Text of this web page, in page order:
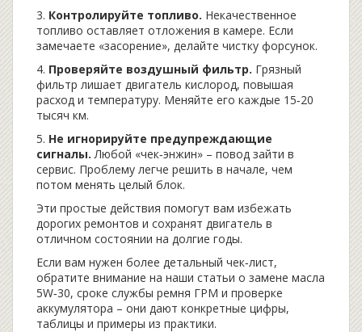
3. Контролируйте топливо. Некачественное
топливо оставляет отложения в камере. Если
замечаете «засорение», делайте чистку форсунок.
4. Проверяйте воздушный фильтр. Грязный
фильтр лишает двигатель кислород, повышая
расход и температуру. Меняйте его каждые 15‑20
тысяч км.
5. Не игнорируйте предупреждающие
сигналы. Любой «чек‑энжин» – повод зайти в
сервис. Проблему легче решить в начале, чем
потом менять целый блок.
Эти простые действия помогут вам избежать
дорогих ремонтов и сохранят двигатель в
отличном состоянии на долгие годы.
Если вам нужен более детальный чек‑лист,
обратите внимание на наши статьи о замене масла
5W‑30, сроке службы ремня ГРМ и проверке
аккумулятора – они дают конкретные цифры,
таблицы и примеры из практики.